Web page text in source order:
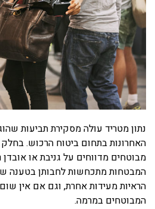
נתון מטריד עולה מסקירת תביעות
האחרונות בתחום ביטוח הרכוש.
מבוטחים מדווחים על גניבת או
המבטחות מתכחשות לחבותן בטענה
הראיות מעידות אחרת, וגם אם אין
המבוטחים במרמה.